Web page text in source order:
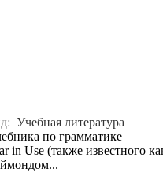
Учебная литература
по грамматике
in Use (также известного